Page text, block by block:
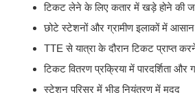
टिकट लेने के लिए कतार में खड़े होने की
छोटे स्टेशनों और ग्रामीण इलाकों में
TTE से यात्रा के दौरान टिकट प्राप्त
टिकट वितरण प्रक्रिया में पारदर्शिता और
स्टेशन परिसर में भीड़ नियंत्रण में मदद